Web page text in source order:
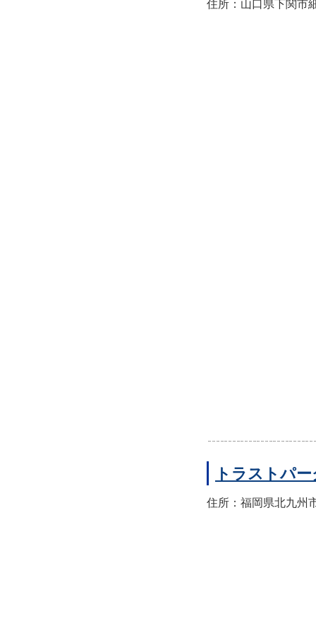
住所：山口県下関市
トラストパ
住所：福岡県北九州